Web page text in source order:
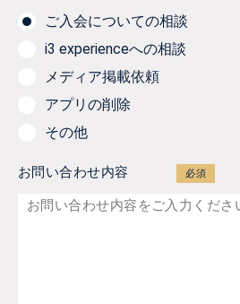
ご入会についての相談
i3 experienceへの相談
メディア掲載依頼
アプリの削除
その他
お問い合わせ内容